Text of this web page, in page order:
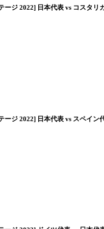
ージ 2022] 日本代表 vs コスタリ
ージ 2022] 日本代表 vs スペイン